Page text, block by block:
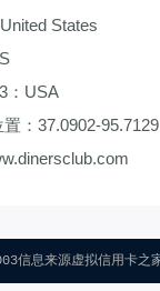
States
：USA
：37.0902-95.7129
信息来源虚拟信用卡之